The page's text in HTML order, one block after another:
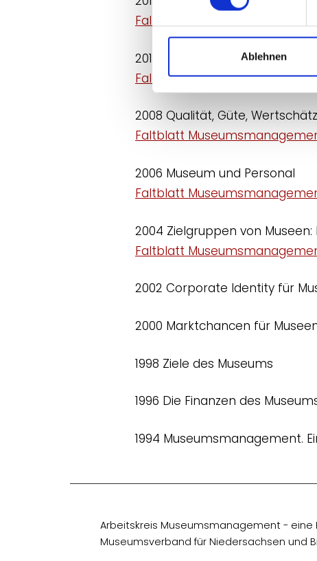
Ablehnen
Faltblatt
2010 Das offene Museum.
Faltblatt
2008 Qualität, Güte,
Faltblatt
2006 Museum und Personal
Faltblatt
2004 Zielgruppen von
Faltblatt
2002 Corporate Identity für
2000 Marktchancen für
1998 Ziele des Museums
1996 Die Finanzen des
1994 Museumsmanagement.
Arbeitskreis Museumsmanagement -
Museumsverband für Niedersachsen und